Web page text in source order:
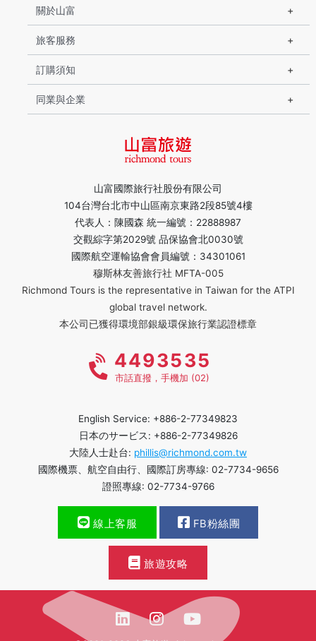
山富國際旅行社股份有限公司
104台灣台北市中山區南京東路2段85號4樓
代表人：陳國森 統一編號：22888987
交觀綜字第2029號 品保協會北0030號
國際航空運輸協會會員編號：34301061
穆斯林友善旅行社 MFTA-005
Richmond Tours is the representative in Taiwan for the ATPI
global travel network.
本公司已獲得環境部銀級環保旅行業認證標章
關於山富
旅客服務
訂購須知
同業與企業
4493535
市話直撥，手機加 (02)
English Service: +886-2-77349823
日本のサービス: +886-2-77349826
大陸人士赴台: phillis@richmond.com.tw
國際機票、航空自由行、國際訂房專線: 02-7734-9656
證照專線: 02-7734-9766
線上客服 FB粉絲團
旅遊攻略